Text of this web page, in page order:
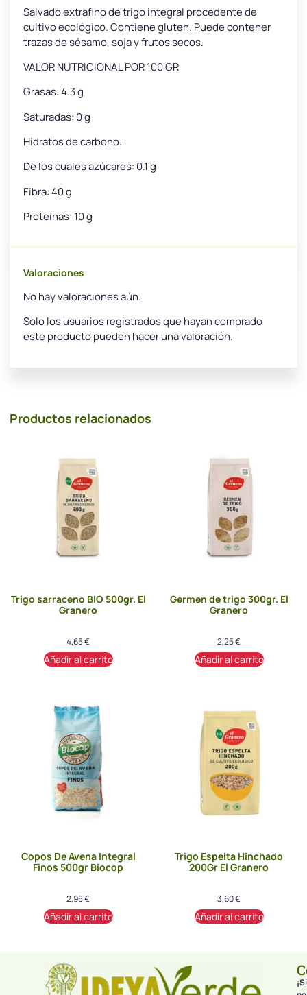
Salvado extrafino de trigo integral procedente de
cultivo ecológico. Contiene gluten. Puede contener
trazas de sésamo, soja y frutos secos.
VALOR NUTRICIONAL POR 100 GR
Grasas: 4.3 g
Saturadas: 0 g
Hidratos de carbono:
De los cuales azúcares: 0.1 g
Fibra: 40 g
Proteinas: 10 g
Valoraciones
No hay valoraciones aún.
Solo los usuarios registrados que hayan comprado
este producto pueden hacer una valoración.
Productos relacionados
Trigo sarraceno BIO 500gr. El
Granero
4,65€
Añadir al carrito
Germen de trigo 300gr. El
Granero
2,25€
Añadir al carrito
Copos De Avena Integral
Finos 500gr Biocop
2,95€
Añadir al carrito
Trigo Espelta Hinchado
200Gr El Granero
3,60€
Añadir al carrito
¡Si